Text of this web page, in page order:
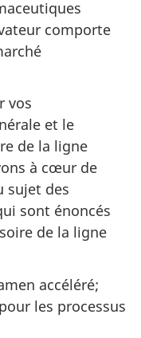
comporte
vos
et le
de la ligne
à cœur de
sujet des
sont énoncés
de la ligne
accéléré;
les processus